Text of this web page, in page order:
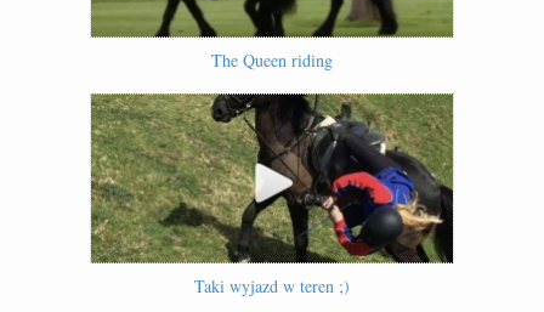
The Queen riding
Taki wyjazd w teren ;)